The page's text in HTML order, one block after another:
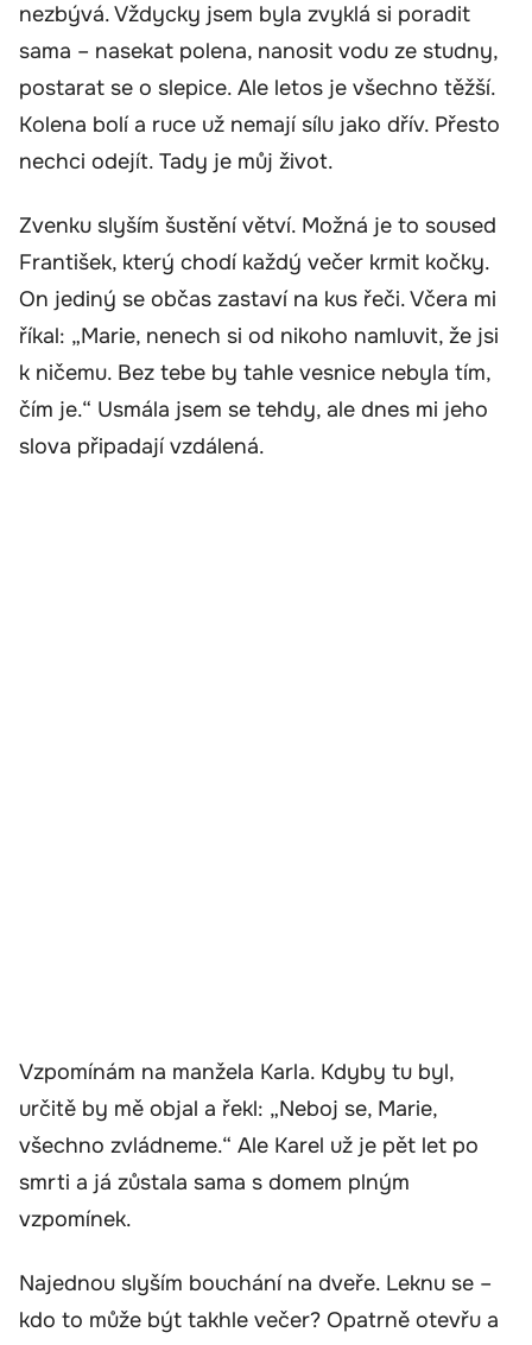
nezbývá. Vždycky jsem byla zvyklá si poradit
sama – nasekat polena, nanosit vodu ze studny,
postarat se o slepice. Ale letos je všechno těžší.
Kolena bolí a ruce už nemají sílu jako dřív. Přesto
nechci odejít. Tady je můj život.
Zvenku slyším šustění větví. Možná je to soused
František, který chodí každý večer krmit kočky.
On jediný se občas zastaví na kus řeči. Včera mi
říkal: „Marie, nenech si od nikoho namluvit, že jsi
k ničemu. Bez tebe by tahle vesnice nebyla tím,
čím je.“ Usmála jsem se tehdy, ale dnes mi jeho
slova připadají vzdálená.
Vzpomínám na manžela Karla. Kdyby tu byl,
určitě by mě objal a řekl: „Neboj se, Marie,
všechno zvládneme.“ Ale Karel už je pět let po
smrti a já zůstala sama s domem plným
vzpomínek.
Najednou slyším bouchání na dveře. Leknu se –
kdo to může být takhle večer? Opatrně otevřu a